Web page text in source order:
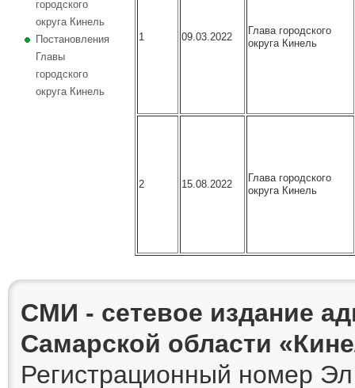
городского
округа Кинель
Постановления
Главы
городского
округа Кинель
1 09.03.2022
Глава городского
округа Кинель
2 15.08.2022
Глава городского
округа Кинель
СМИ - сетевое издание
Самарской области
Регистрационный номер